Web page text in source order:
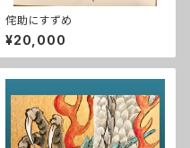
侘助にすずめ
¥20,000